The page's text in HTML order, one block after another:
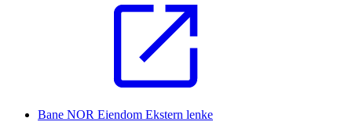
Bane NOR Eiendom Ekstern lenke